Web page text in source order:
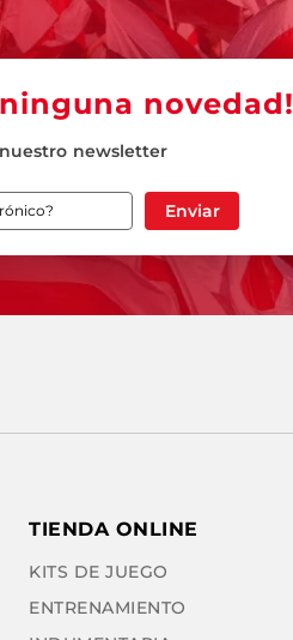
novedad!
newsletter
Enviar
TIENDA ONLINE
KITS DE JUEGO
ENTRENAMIENTO